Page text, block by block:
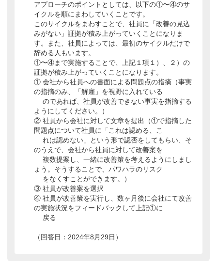
アプローチのポイントとしては、以下の①〜④のサ
イクルを順にまわしていくことです。
このサイクルをまわすことで、社員に「改善の見込
みがない」証拠が積み上がっていくことになりま
す。また、社員によっては、最初のサイクルだけで
辞める人もいます。
①〜④まで実施することで、上記１項１）、２）の
証拠が積み上がっていくことになります。
① 会社から社員への書面による問題点の指摘（事実
の指摘のみ、「解雇」を視野に入れている
のであれば、社員が改善できない事実を指摘する
ようにしてください。）
② 社員から会社に対して文章を提出（①で指摘した
問題点について社員に「これは認める、こ
れは認めない」という形で認否をしてもらい、そ
のうえで、会社から社員に対して改善案を
複数提案し、一緒に改善策を考えるようにしまし
ょう。そうすることで、パワハラのリスク
をなくすことができます。）
③ 社員が改善案を選択
④ 社員が改善策を実行し、数ヶ月後に会社にて改善
の実施状況をフィードバックして上記①に
戻る
（回答日：2024年8月29日）